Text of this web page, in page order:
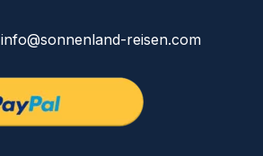
info@sonnenland-reisen.com